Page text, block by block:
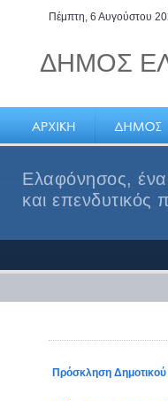
Πέμπτη, 6 Αυγούστου
ΔΗΜΟΣ
Ελαφόνησος,
και επενδυτικός
Πρόσκληση